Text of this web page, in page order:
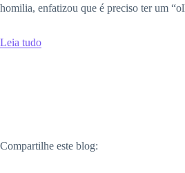
homilia, enfatizou que é preciso ter um
Leia tudo
Compartilhe este blog: